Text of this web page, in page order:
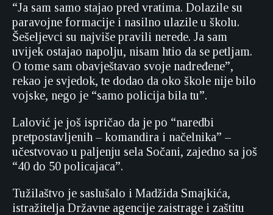
“Ja sam samo stajao pred vratima. Dolazile su
paravojne formacije i nasilno ulazile u školu.
Šešeljevci su najviše pravili nerede. Ja sam
uvijek ostajao napolju, nisam htio da se petljam.
O tome sam obavještavao svoje nadređene”,
rekao je svjedok, te dodao da oko škole nije bilo
vojske, nego je “samo policija bila tu”.
Lalović je još ispričao da je po “naredbi
pretpostavljenih – komandira i načelnika” –
učestvovao u paljenju sela Sočani, zajedno sa još
“40 do 50 policajaca”.
Tužilaštvo je saslušalo i Madžida Smajkića,
istražitelja Državne agencije zaistrage i zaštitu